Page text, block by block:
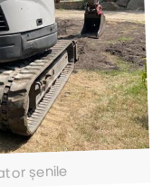
șenile